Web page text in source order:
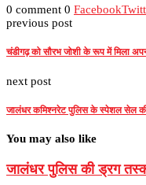
0 comment 0 Facebook
previous post
चंडीगढ़ को सौरभ जोशी के रूप में मिला
next post
जालंधर कमिश्नरेट पुलिस के स्पेशल सेल की
You may also like
जालंधर पुलिस की ड्रग